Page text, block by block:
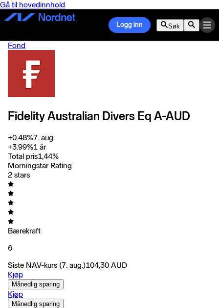
Gå til hovedinnhold
Logg inn Søk
Fond
Fidelity Australian Divers Eq A-AUD
+0.48%7. aug.
+3.99%1 år
Total pris1,44%
Morningstar Rating
2 stars
Bærekraft
6
Siste NAV-kurs (7. aug.)104,30 AUD
Kjøp
Månedlig sparing
Kjøp
Månedlig sparing